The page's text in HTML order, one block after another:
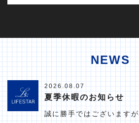
NEWS
2026.08.07
夏季休暇のお知らせ
誠に勝手ではございます